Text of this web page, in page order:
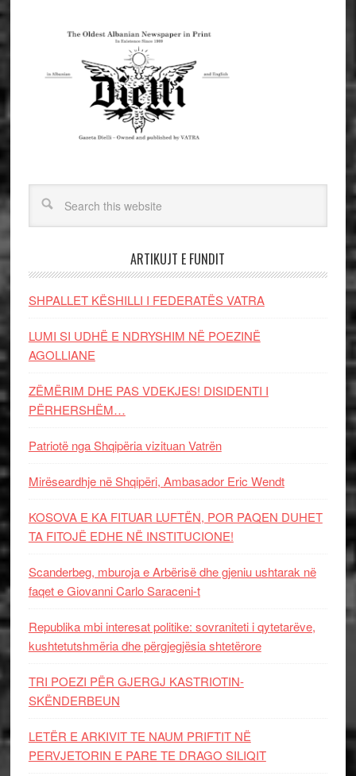
ARTIKUJT E FUNDIT
SHPALLET KËSHILLI I FEDERATËS VATRA
LUMI SI UDHË E NDRYSHIM NË POEZINË
AGOLLIANE
ZËMËRIM DHE PAS VDEKJES! DISIDENTI I
PËRHERSHËM…
Patriotë nga Shqipëria vizituan Vatrën
Mirëseardhje në Shqipëri, Ambasador Eric Wendt
KOSOVA E KA FITUAR LUFTËN, POR PAQEN DUHET
TA FITOJË EDHE NË INSTITUCIONE!
Scanderbeg, mburoja e Arbërisë dhe gjeniu ushtarak në
faqet e Giovanni Carlo Saraceni-t
Republika mbi interesat politike: sovraniteti i qytetarëve,
kushtetutshmëria dhe përgjegjësia shtetërore
TRI POEZI PËR GJERGJ KASTRIOTIN-
SKËNDERBEUN
LETËR E ARKIVIT TE NAUM PRIFTIT NË
PERVJETORIN E PARE TE DRAGO SILIQIT